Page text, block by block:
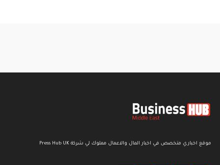
موقع اخباري متخصص في اخبار المال والاعمال مملوك لي شركة Press Hub UK